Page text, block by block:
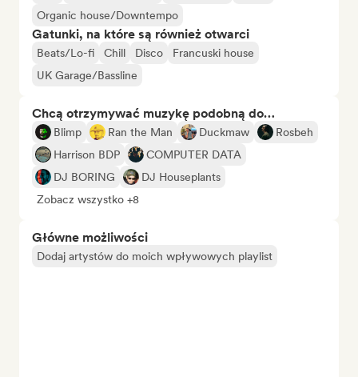
Organic house/Downtempo
Gatunki, na które są również otwarci
Beats/Lo-fi Chill Disco
Francuski house
UK Garage/Bassline
Chcą otrzymywać muzykę podobną do…
Blimp Ran the Man Duckmaw
Rosbeh
Harrison BDP
COMPUTER DATA
DJ BORING
DJ Houseplants
Zobacz wszystko +8
Główne możliwości
Dodaj artystów do moich wpływowych playlist